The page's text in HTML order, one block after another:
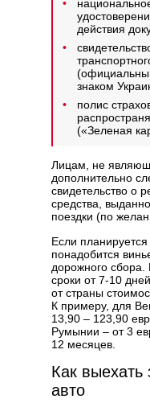
действия
знаком
полис
(«Зеленая
Лицам, не
дополнительно
свидетельство о
средства,
поездки (по
Если
понадобится
дорожного
сроки от 7-10
от страны
К примеру, для
13,90 – 123,90
Румынии – от 3
12 месяцев.
Как выехать
авто